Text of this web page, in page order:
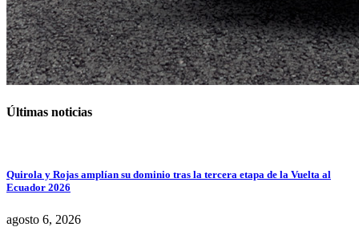
Últimas noticias
Quirola y Rojas amplían su dominio tras la tercera etapa de la Vuelta al
Ecuador 2026
agosto 6, 2026